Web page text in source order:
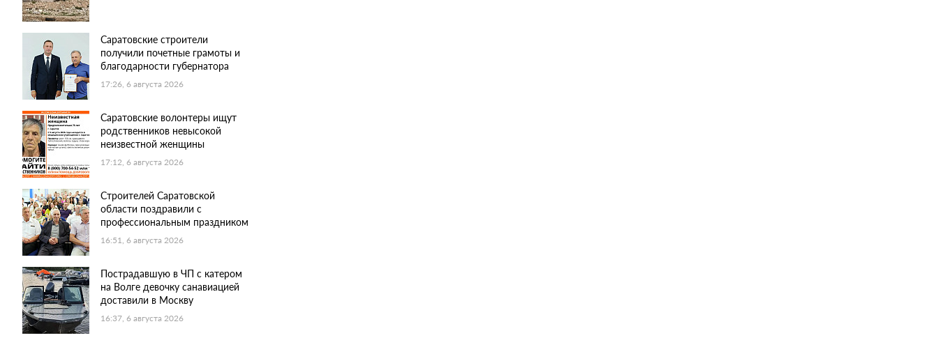
Саратовские строители
получили почетные грамоты и
благодарности губернатора
17:26, 6 августа 2026
Саратовские волонтеры ищут
родственников невысокой
неизвестной женщины
17:12, 6 августа 2026
Строителей Саратовской
области поздравили с
профессиональным праздником
16:51, 6 августа 2026
Пострадавшую в ЧП с катером
на Волге девочку санавиацией
доставили в Москву
16:37, 6 августа 2026